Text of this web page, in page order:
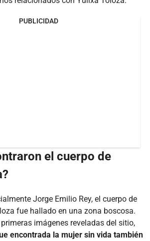
PUBLICIDAD
el cuerpo de
Jorge Emilio Rey, el cuerpo de
fue hallado en una zona boscosa.
imágenes reveladas del sitio,
encontrada la mujer sin vida también